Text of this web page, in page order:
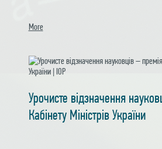
More
Урочисте відзначення
Кабінету Міністрів України